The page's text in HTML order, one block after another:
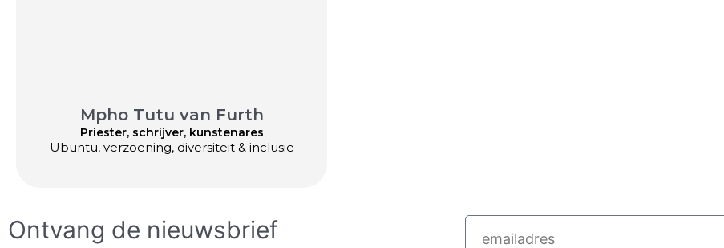
Mpho Tutu van Furth
Priester, schrijver, kunstenares
Ubuntu, verzoening, diversiteit & inclusie
Ontvang de nieuwsbrief Email